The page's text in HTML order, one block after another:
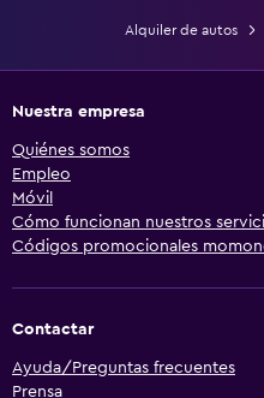
Alquiler de autos
Nuestra empresa
Quiénes somos
Empleo
Móvil
Cómo funcionan nuestros
Códigos promocionales
Contactar
Ayuda/Preguntas frecuentes
Prensa